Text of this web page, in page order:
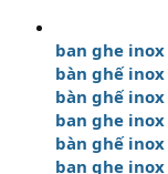
ban ghe
bàn ghế
bàn ghế
ban ghe
bàn ghế
ban ghe